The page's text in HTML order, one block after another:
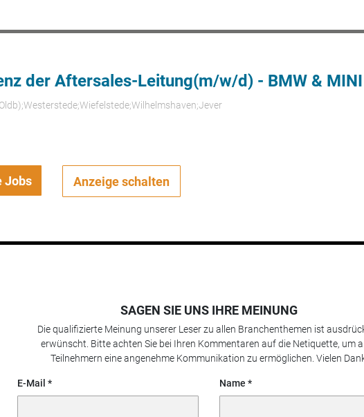
der Aftersales-Leitung(m/w/d) - BMW & MINI
Jobs Anzeige schalten
SAGEN SIE UNS IHRE MEINUNG
Die qualifizierte Meinung unserer Leser zu allen Branchenthemen ist
erwünscht. Bitte achten Sie bei Ihren Kommentaren auf die Netiquette, um
Teilnehmern eine angenehme Kommunikation zu ermöglichen. Vielen
E-Mail Name